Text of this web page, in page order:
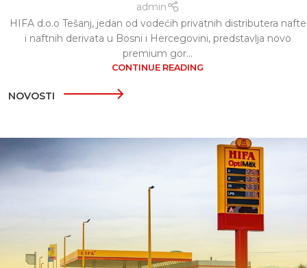
admin
HIFA d.o.o Tešanj, jedan od vodećih privatnih distributera nafte
i naftnih derivata u Bosni i Hercegovini, predstavlja novo
premium gor...
CONTINUE READING
NOVOSTI